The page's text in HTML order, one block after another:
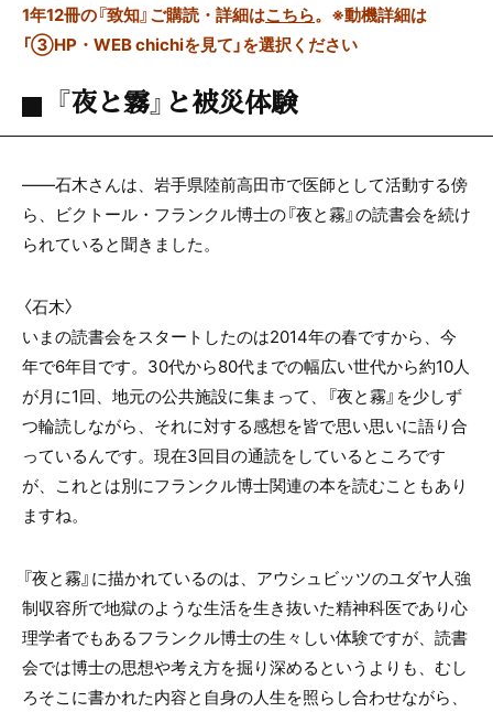
1年12冊の『致知』ご購読・詳細はこちら。 ※動機詳細は
「③HP・WEB chichiを見て」を選択ください
『夜と霧』と被災体験
――石木さんは、岩手県陸前高田市で医師として活動する傍
ら、ビクトール・フランクル博士の『夜と霧』の読書会を続け
られていると聞きました。
〈石木〉
いまの読書会をスタートしたのは2014年の春ですから、今
年で6年目です。 30代から80代までの幅広い世代から約10人
が月に1回、地元の公共施設に集まって、『夜と霧』を少しず
つ輪読しながら、それに対する感想を皆で思い思いに語り合
っているんです。現在3回目の通読をしているところです
が、これとは別にフランクル博士関連の本を読むこともあり
ますね。
『夜と霧』に描かれているのは、アウシュビッツのユダヤ人強
制収容所で地獄のような生活を生き抜いた精神科医であり心
理学者でもあるフランクル博士の生々しい体験ですが、読書
会では博士の思想や考え方を掘り深めるというよりも、むし
ろそこに書かれた内容と自身の人生を照らし合わせながら、